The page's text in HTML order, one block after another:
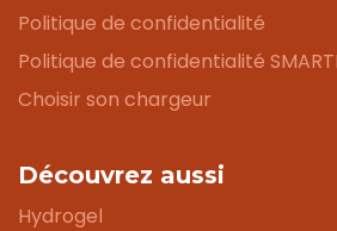
Politique de confidentialité
Politique de confidentialité
Choisir son chargeur
Découvrez aussi
Hydrogel